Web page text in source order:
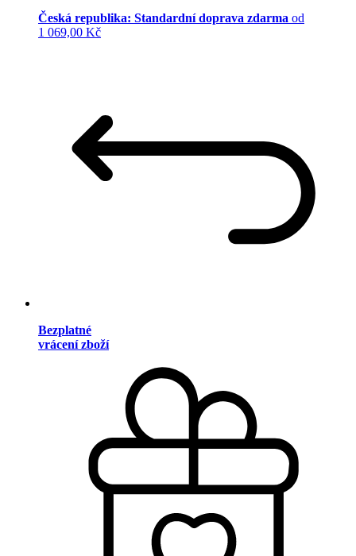
Česká republika: Standardní doprava zdarma od
1 069,00 Kč
Bezplatné
vrácení zboží